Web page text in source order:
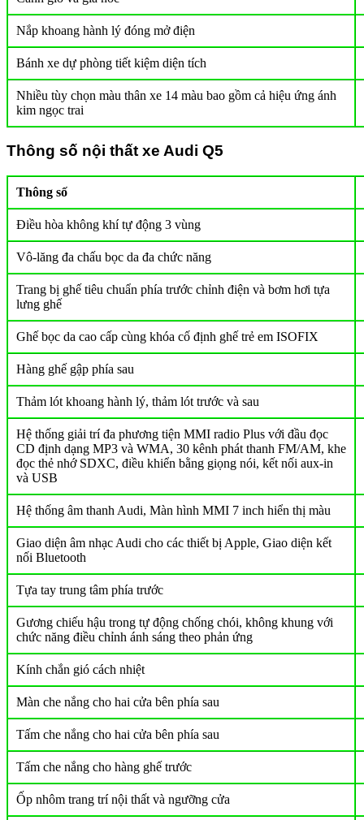
Nắp khoang hành lý đóng mở điện
Bánh xe dự phòng tiết kiệm diện tích
Nhiều tùy chọn màu thân xe 14 màu bao gồm cả hiệu ứng ánh
kim ngọc trai
Thông số nội thất xe Audi Q5
Thông số
Điều hòa không khí tự động 3 vùng
Vô-lăng đa chấu bọc da đa chức năng
Trang bị ghế tiêu chuẩn phía trước chỉnh điện và bơm hơi tựa
lưng ghế
Ghế bọc da cao cấp cùng khóa cố định ghế trẻ em ISOFIX
Hàng ghế gập phía sau
Thảm lót khoang hành lý, thảm lót trước và sau
Hệ thống giải trí đa phương tiện MMI radio Plus với đầu đọc
CD định dạng MP3 và WMA, 30 kênh phát thanh FM/AM, khe
đọc thẻ nhớ SDXC, điều khiển bằng giọng nói, kết nối aux-in
và USB
Hệ thống âm thanh Audi, Màn hình MMI 7 inch hiển thị màu
Giao diện âm nhạc Audi cho các thiết bị Apple, Giao diện kết
nối Bluetooth
Tựa tay trung tâm phía trước
Gương chiếu hậu trong tự động chống chói, không khung với
chức năng điều chỉnh ánh sáng theo phản ứng
Kính chắn gió cách nhiệt
Màn che nắng cho hai cửa bên phía sau
Tấm che nắng cho hai cửa bên phía sau
Tấm che nắng cho hàng ghế trước
Ốp nhôm trang trí nội thất và ngưỡng cửa